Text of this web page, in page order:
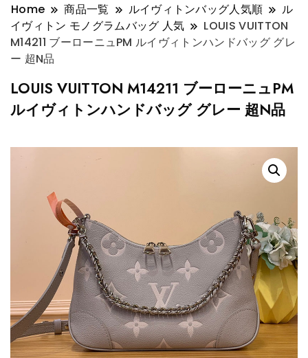
Home 商品一覧 ルイヴィトンバッグ人気順
ル
イヴィトン モノグラムバッグ 人気
LOUIS VUITTON
M14211 ブーローニュPM ルイヴィトンハンドバッグ グレ
ー 超N品
LOUIS VUITTON M14211 ブーローニュPM
ルイヴィトンハンドバッグ グレー 超N品